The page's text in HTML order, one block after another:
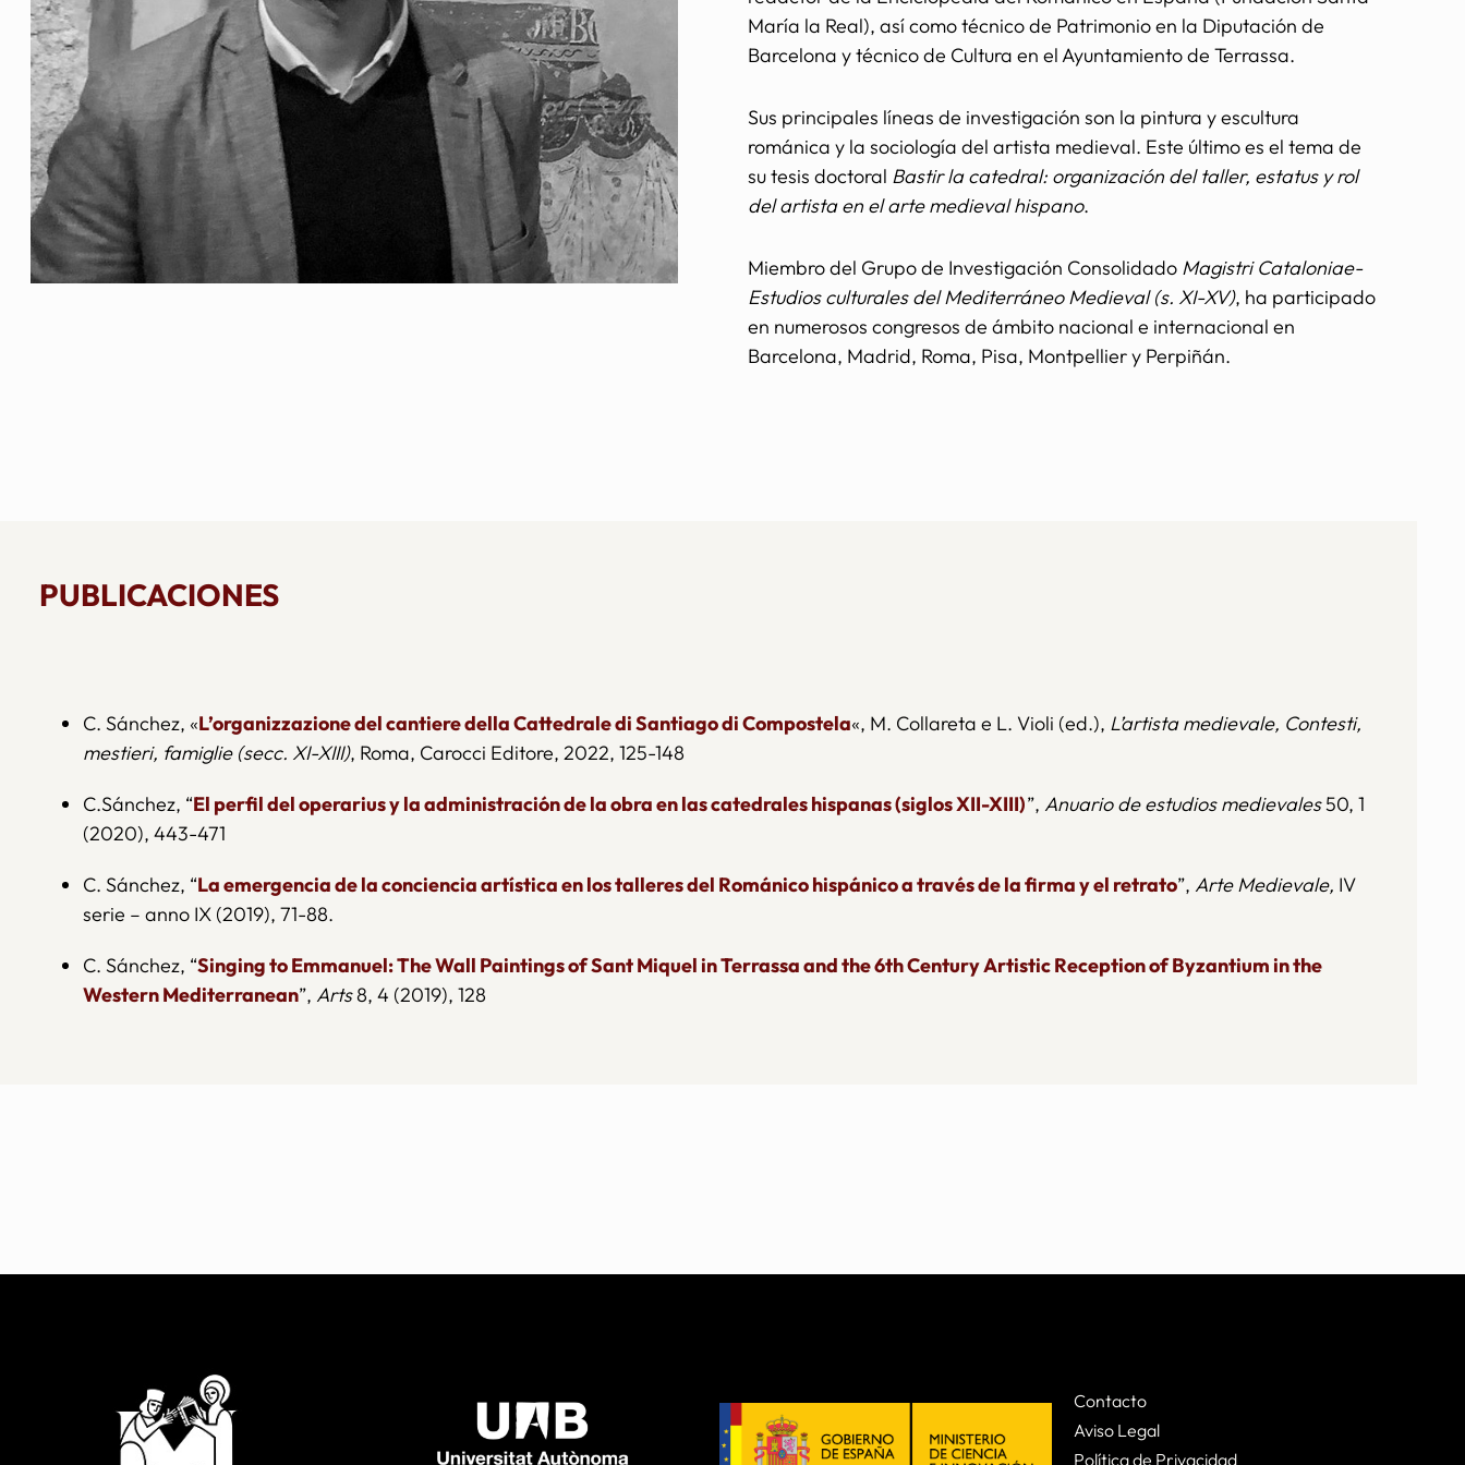
María la Real), así como técnico de Patrimonio en la Diputación de
Barcelona y técnico de Cultura en el Ayuntamiento de Terrassa.
Sus principales líneas de investigación son la pintura y escultura
románica y la sociología del artista medieval. Este último es el tema de
su tesis doctoral Bastir la catedral: organización del taller, estatus y rol
del artista en el arte medieval hispano.
Miembro del Grupo de Investigación Consolidado Magistri Cataloniae-
Estudios culturales del Mediterráneo Medieval (s. XI-XV), ha participado
en numerosos congresos de ámbito nacional e internacional en
Barcelona, ​​Madrid, Roma, Pisa, Montpellier y Perpiñán.
PUBLICACIONES
C. Sánchez, «L’organizzazione del cantiere della Cattedrale di Santiago di Compostela«, M. Collareta e L. Violi (ed.), L’artista medievale, Contesti,
mestieri, famiglie (secc. XI-XIII), Roma, Carocci Editore, 2022, 125-148
C.Sánchez, “El perfil del operarius y la administración de la obra en las catedrales hispanas (siglos XII-XIII)”, Anuario de estudios medievales50, 1
(2020), 443-471
C. Sánchez, “La emergencia de la conciencia artística en los talleres del Románico hispánico a través de la firma y el retrato”, Arte Medievale, IV
serie – anno IX (2019), 71-88.
C. Sánchez, “Singing to Emmanuel: The Wall Paintings of Sant Miquel in Terrassa and the 6th Century Artistic Reception of Byzantium in the
Western Mediterranean”, Arts8, 4 (2019), 128
Contacto
Aviso Legal
Política de Privacidad